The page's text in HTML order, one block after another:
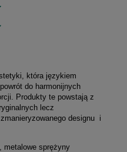
która językiem
do harmonijnych
Produkty te powstają z
lecz
designu i
metalowe sprężyny